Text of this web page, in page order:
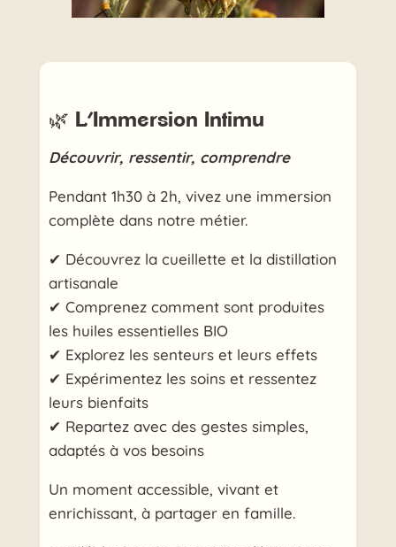
🌿 L’Immersion Intimu
Découvrir, ressentir, comprendre
Pendant 1h30 à 2h, vivez une immersion
complète dans notre métier.
✔ Découvrez la cueillette et la distillation
artisanale
✔ Comprenez comment sont produites
les huiles essentielles BIO
✔ Explorez les senteurs et leurs effets
✔ Expérimentez les soins et ressentez
leurs bienfaits
✔ Repartez avec des gestes simples,
adaptés à vos besoins
Un moment accessible, vivant et
enrichissant, à partager en famille.